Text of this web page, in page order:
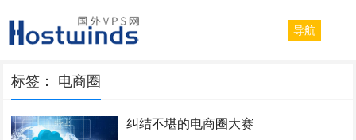
导航
标签： 电商圈
纠结不堪的电商圈大赛